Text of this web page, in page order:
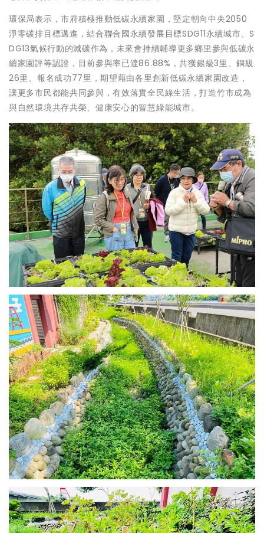
環保局表示，市府積極推動低碳永續家園，堅定朝向中央2050
淨零碳排目標邁進，結合聯合國永續發展目標SDG11永續城市、S
DG13氣候行動的減碳作為，未來會持續輔導更多鄉里參與低碳永
續家園評等認證，目前參與率已達86.88%，共獲銀級3里、銅級
26里、報名成功77里，期望藉由各里創新低碳永續家園改造，
讓更多市民都能共同參與，有效落實全民綠生活，打造竹市成為
與自然環境共存共榮、健康安心的智慧綠能城市。